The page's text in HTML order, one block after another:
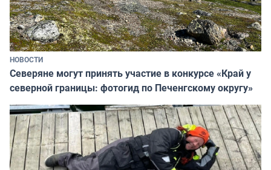
НОВОСТИ
Северяне могут принять участие в конкурсе «Край у
северной границы: фотогид по Печенгскому округу»